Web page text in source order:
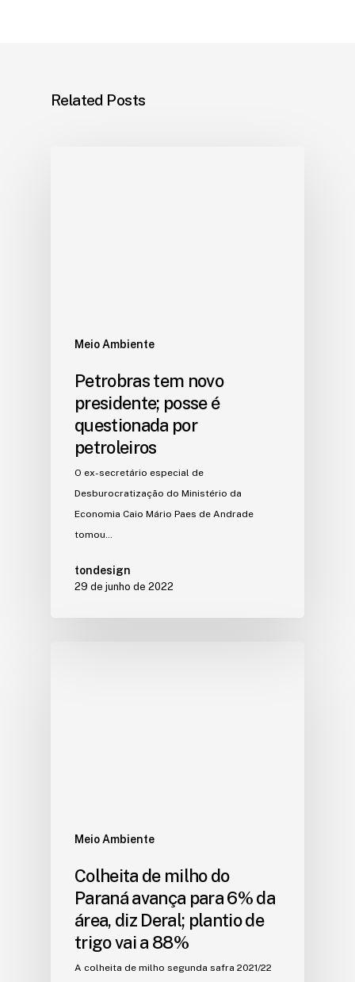
Related Posts
Meio Ambiente
Petrobras tem novo
presidente; posse é
questionada por
petroleiros
O ex-secretário especial de
Desburocratização do Ministério da
Economia Caio Mário Paes de Andrade
tomou…
tondesign
29 de junho de 2022
Meio Ambiente
Colheita de milho do
Paraná avança para 6% da
área, diz Deral; plantio de
trigo vai a 88%
A colheita de milho segunda safra 2021/22